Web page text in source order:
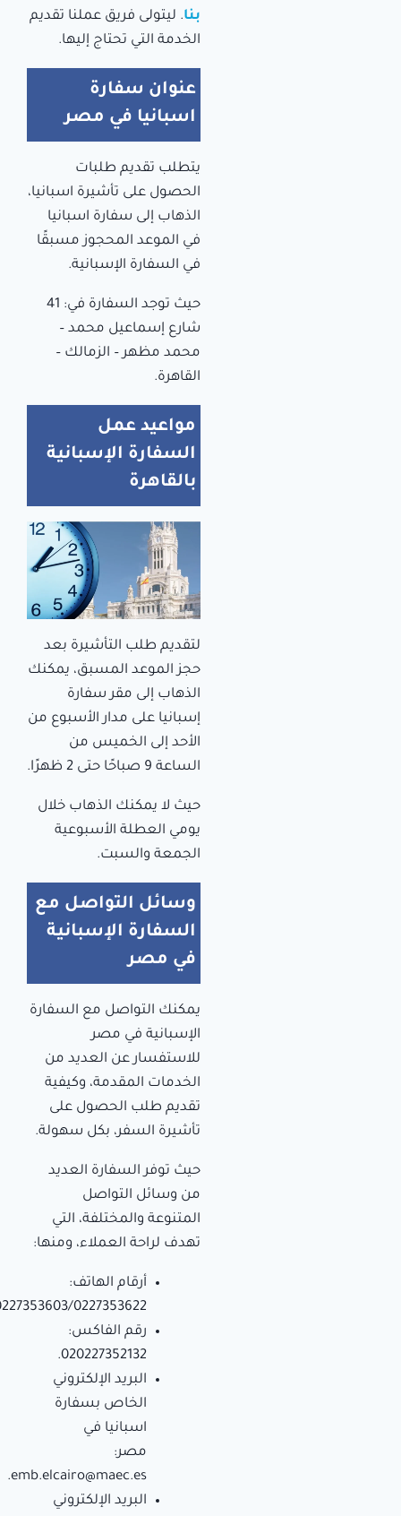
بنا. ليتولى فريق عملنا تقديم
الخدمة التي تحتاج إليها.
عنوان سفارة
اسبانيا في مصر
يتطلب تقديم طلبات
الحصول على تأشيرة اسبانيا،
الذهاب إلى سفارة اسبانيا
في الموعد المحجوز مسبقًا
في السفارة الإسبانية.
حيث توجد السفارة في: 41
شارع إسماعيل محمد –
محمد مظهر – الزمالك –
القاهرة.
مواعيد عمل
السفارة الإسبانية
بالقاهرة
لتقديم طلب التأشيرة بعد
حجز الموعد المسبق، يمكنك
الذهاب إلى مقر سفارة
إسبانيا على مدار الأسبوع من
الأحد إلى الخميس من
الساعة 9 صباحًا حتى 2 ظهرًا.
حيث لا يمكنك الذهاب خلال
يومي العطلة الأسبوعية
الجمعة والسبت.
وسائل التواصل مع
السفارة الإسبانية
في مصر
يمكنك التواصل مع السفارة
الإسبانية في مصر
للاستفسار عن العديد من
الخدمات المقدمة، وكيفية
تقديم طلب الحصول على
تأشيرة السفر، بكل سهولة.
حيث توفر السفارة العديد
من وسائل التواصل
المتنوعة والمختلفة، التي
تهدف لراحة العملاء، ومنها:
أرقام الهاتف:
0227353622.
رقم الفاكس:
020227352132.
البريد الإلكتروني
الخاص بسفارة
اسبانيا في
مصر:
emb.elcairo@maec.es
.
البريد الإلكتروني